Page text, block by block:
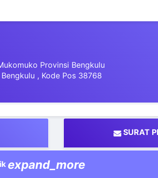
Provinsi Bengkulu
, Kode Pos 38768
SURAT
expand_more